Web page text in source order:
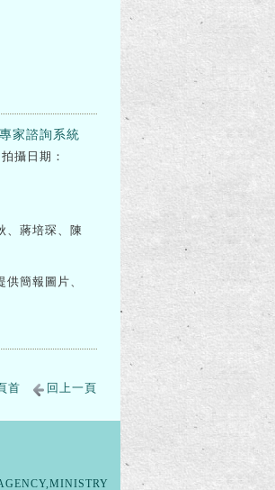
家諮詢系統
拍攝日期：
、蔣培琛、陳
簡報圖片、
首 回上一頁